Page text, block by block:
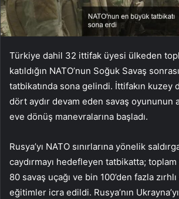
Türkiye dahil 32 ittifak üyesi ülkeden
katıldığın NATO’nun Soğuk Savaş
tatbikatında sona gelindi. İttifakın kuzey
dört aydır devam eden savaş oyununun
eve dönüş manevralarına başladı.
Rusya’yı NATO sınırlarına yönelik
caydırmayı hedefleyen tatbikatta;
80 savaş uçağı ve bin 100’den fazla
eğitimler icra edildi. Rusya’nın